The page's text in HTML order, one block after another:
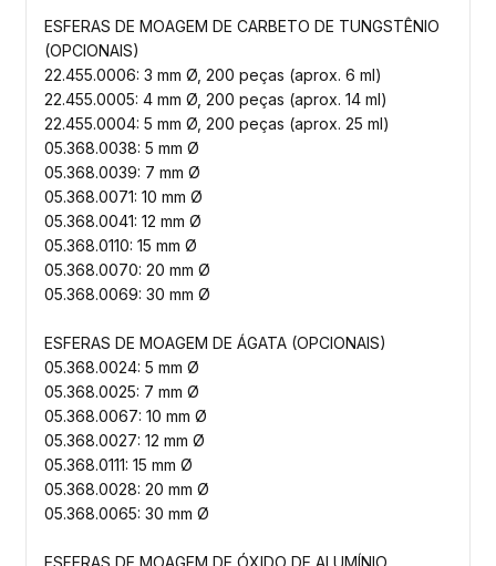
ESFERAS DE MOAGEM DE CARBETO DE TUNGSTÊNIO
(OPCIONAIS)
22.455.0006: 3 mm Ø, 200 peças (aprox. 6 ml)
22.455.0005: 4 mm Ø, 200 peças (aprox. 14 ml)
22.455.0004: 5 mm Ø, 200 peças (aprox. 25 ml)
05.368.0038: 5 mm Ø
05.368.0039: 7 mm Ø
05.368.0071: 10 mm Ø
05.368.0041: 12 mm Ø
05.368.0110: 15 mm Ø
05.368.0070: 20 mm Ø
05.368.0069: 30 mm Ø
ESFERAS DE MOAGEM DE ÁGATA (OPCIONAIS)
05.368.0024: 5 mm Ø
05.368.0025: 7 mm Ø
05.368.0067: 10 mm Ø
05.368.0027: 12 mm Ø
05.368.0111: 15 mm Ø
05.368.0028: 20 mm Ø
05.368.0065: 30 mm Ø
ESFERAS DE MOAGEM DE ÓXIDO DE ALUMÍNIO